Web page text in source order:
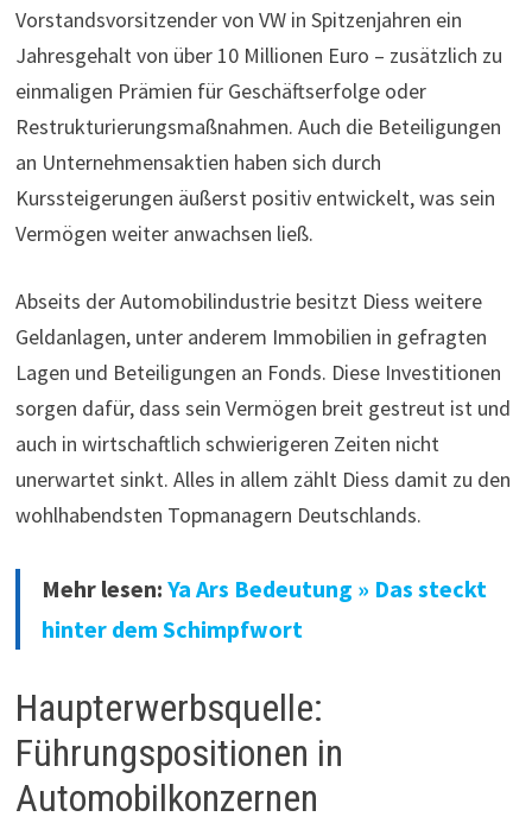
Vorstandsvorsitzender von VW in Spitzenjahren ein
Jahresgehalt von über 10 Millionen Euro – zusätzlich zu
einmaligen Prämien für Geschäftserfolge oder
Restrukturierungsmaßnahmen. Auch die Beteiligungen
an Unternehmensaktien haben sich durch
Kurssteigerungen äußerst positiv entwickelt, was sein
Vermögen weiter anwachsen ließ.
Abseits der Automobilindustrie besitzt Diess weitere
Geldanlagen, unter anderem Immobilien in gefragten
Lagen und Beteiligungen an Fonds. Diese Investitionen
sorgen dafür, dass sein Vermögen breit gestreut ist und
auch in wirtschaftlich schwierigeren Zeiten nicht
unerwartet sinkt. Alles in allem zählt Diess damit zu den
wohlhabendsten Topmanagern Deutschlands.
Mehr lesen: Ya Ars Bedeutung » Das steckt
hinter dem Schimpfwort
Haupterwerbsquelle:
Führungspositionen in
Automobilkonzernen